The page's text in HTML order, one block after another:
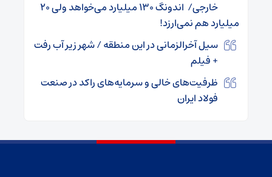
خارجی/ اندونگ ۱۳۰ میلیارد می‌خواهد ولی ۲۰
میلیارد هم نمی‌ارزد!
سیل آخرالزمانی در این منطقه / شهر زیر آب رفت
+ فیلم
ظرفیت‌های خالی و سرمایه‌های راکد در صنعت
فولاد ایران